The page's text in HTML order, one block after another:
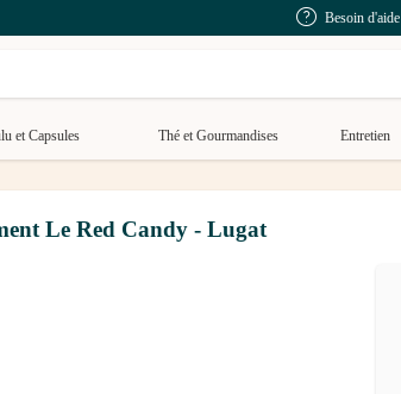
Besoin d'aide
et Capsules Thé et Gourmandises Entretien
Le Red Candy - Lugat